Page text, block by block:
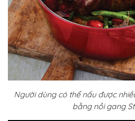
Người dùng có thể nấu được
bằng nồi gang